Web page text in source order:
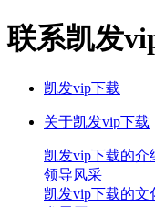
联系凯发
凯发vip下载
关于凯发vip下载
凯发vip下载的介
领导风采
凯发vip下载的文